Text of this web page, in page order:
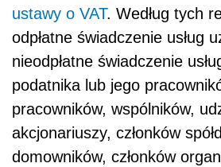
ustawy o VAT. Według tych
odpłatne świadczenie usług
nieodpłatne świadczenie
podatnika lub jego
pracowników, wspólników,
akcjonariuszy, członków
domowników, członków